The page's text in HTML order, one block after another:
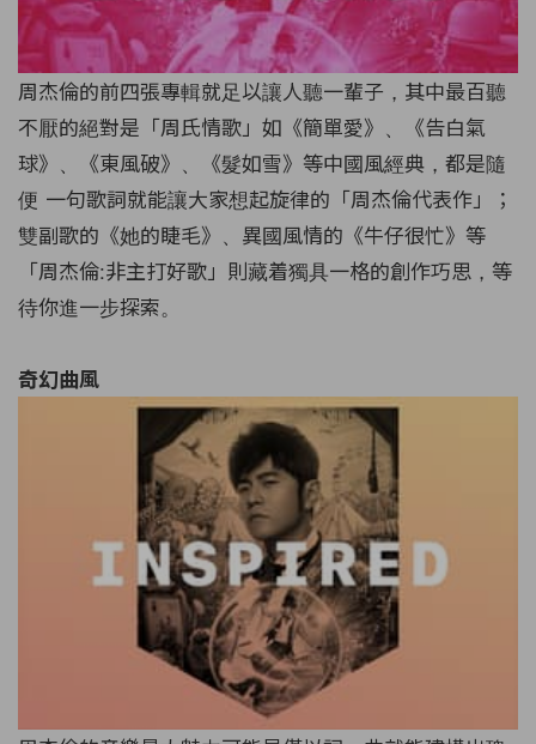
周杰倫的前四張專輯就足以讓人聽一輩子，其中最百聽
不厭的絕對是「周氏情歌」如《簡單愛》、《告白氣
球》、《東風破》、《髮如雪》等中國風經典，都是隨
便 一句歌詞就能讓大家想起旋律的「周杰倫代表作」；
雙副歌的《她的睫毛》、異國風情的《牛仔很忙》等
「周杰倫:非主打好歌」則藏着獨具一格的創作巧思，等
待你進一步探索。
奇幻曲風